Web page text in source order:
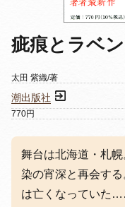
疵痕とラベ
太田 紫織/著
潮出版社
770円
舞台は北海道・札
染の宵深と再会す
は亡くなっていた